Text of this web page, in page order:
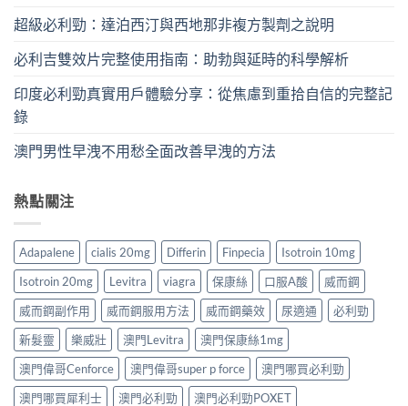
超級必利勁：達泊西汀與西地那非複方製劑之說明
必利吉雙效片完整使用指南：助勃與延時的科學解析
印度必利勁真實用戶體驗分享：從焦慮到重拾自信的完整記
錄
澳門男性早洩不用愁全面改善早洩的方法
熱點關注
Adapalene cialis 20mg Differin Finpecia
Isotroin 10mg
Isotroin 20mg
Levitra viagra 保康絲 口服A酸
威而鋼
威而鋼副作用
威而鋼服用方法 威而鋼藥效 尿適通
必利勁
新髮靈
樂威壯 澳門Levitra
澳門保康絲1mg
澳門偉哥Cenforce
澳門偉哥super p force
澳門哪買必利勁
澳門哪買犀利士
澳門必利勁
澳門必利勁POXET